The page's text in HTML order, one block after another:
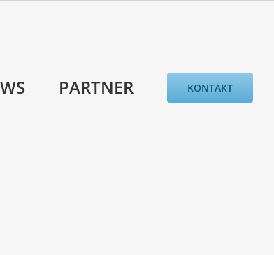
PARTNER KONTAKT